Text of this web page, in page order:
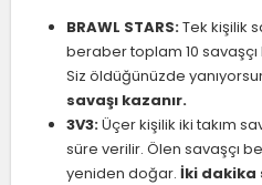
BRAWL STARS:Tek kişilik
beraber toplam 10
Siz öldüğünüzde
savaşı kazanır.
3V3:Üçer kişilik iki takım
süre verilir. Ölen savaşçı
yeniden doğar. İki dakika